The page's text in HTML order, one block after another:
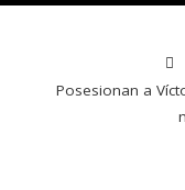
Posesionan a